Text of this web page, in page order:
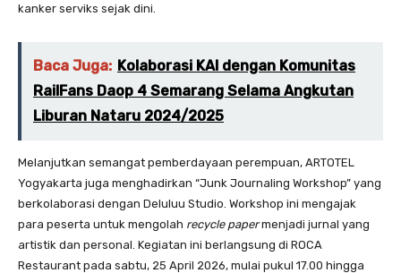
kanker serviks sejak dini.
Baca Juga: Kolaborasi KAI dengan Komunitas
RailFans Daop 4 Semarang Selama Angkutan
Liburan Nataru 2024/2025
Melanjutkan semangat pemberdayaan perempuan, ARTOTEL
Yogyakarta juga menghadirkan “Junk Journaling Workshop” yang
berkolaborasi dengan Deluluu Studio. Workshop ini mengajak
para peserta untuk mengolah recycle papermenjadi jurnal yang
artistik dan personal. Kegiatan ini berlangsung di ROCA
Restaurant pada sabtu, 25 April 2026, mulai pukul 17.00 hingga